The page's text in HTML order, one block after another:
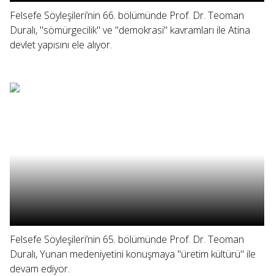
Felsefe Söyleşileri’nin 66. bölümünde Prof. Dr. Teoman
Duralı, "sömürgecilik" ve "demokrasi" kavramları ile Atina
devlet yapısını ele alıyor.
Felsefe Söyleşileri’nin 65. bölümünde Prof. Dr. Teoman
Duralı, Yunan medeniyetini konuşmaya "üretim kültürü" ile
devam ediyor.